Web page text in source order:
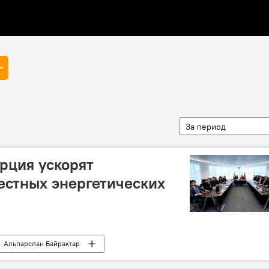
За период
ускорят
энергетических
Альпарслан Байрактар